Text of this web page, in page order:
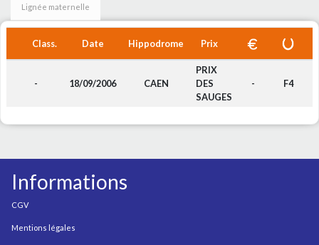
Lignée maternelle
Class. Date Hippodrome Prix
- 18/09/2006 CAEN
PRIX
DES
SAUGES
- F4
Informations
CGV
Mentions légales